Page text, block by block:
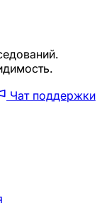
Чат поддержки